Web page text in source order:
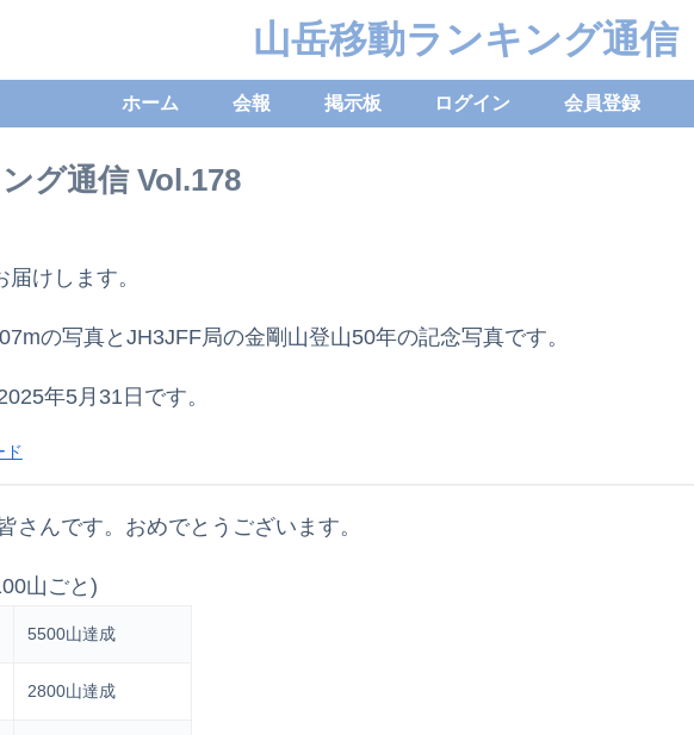
山岳移動ランキング通信
ホーム 会報 掲示板 ログイン 会員登録
グ通信 Vol.178
けします。
の写真とJH3JFF局の金剛山登山50年の記念写真です。
年5月31日です。
ド
さんです。おめでとうございます。
山ごと)
5500山達成
2800山達成